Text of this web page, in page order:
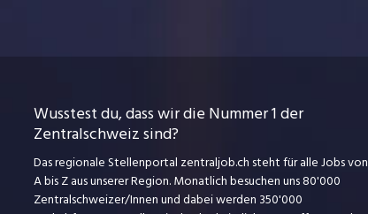
Wusstest du, dass wir die Nummer 1 der
Zentralschweiz sind?
Das regionale Stellenportal zentraljob.ch steht für alle Jobs von
A bis Z aus unserer Region. Monatlich besuchen uns 80'000
Zentralschweizer/Innen und dabei werden 350'000